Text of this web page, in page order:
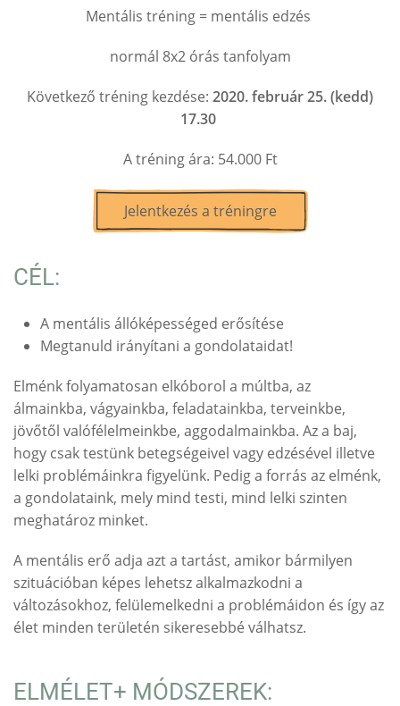
Mentális tréning = mentális edzés
normál 8x2 órás tanfolyam
Következő tréning kezdése: 2020. február 25. (kedd)
17.30
A tréning ára: 54.000 Ft
Jelentkezés a tréningre
CÉL:
A mentális állóképességed erősítése
Megtanuld irányítani a gondolataidat!
Elménk folyamatosan elkóborol a múltba, az
álmainkba, vágyainkba, feladatainkba, terveinkbe,
jövőtől valófélelmeinkbe, aggodalmainkba. Az a baj,
hogy csak testünk betegségeivel vagy edzésével illetve
lelki problémáinkra figyelünk. Pedig a forrás az elménk,
a gondolataink, mely mind testi, mind lelki szinten
meghatároz minket.
A mentális erő adja azt a tartást, amikor bármilyen
szituációban képes lehetsz alkalmazkodni a
változásokhoz, felülemelkedni a problémáidon és így az
élet minden területén sikeresebbé válhatsz.
ELMÉLET+ MÓDSZEREK: